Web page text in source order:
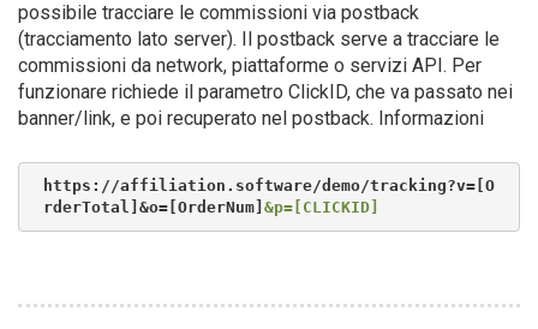
possibile tracciare le commissioni via postback
(tracciamento lato server). Il postback serve a tracciare le
commissioni da network, piattaforme o servizi API. Per
funzionare richiede il parametro ClickID, che va passato nei
banner/link, e poi recuperato nel postback. Informazioni
https://affiliation.software/demo/tracking?v=[O
rderTotal]&o=[OrderNum] &p=[CLICKID]